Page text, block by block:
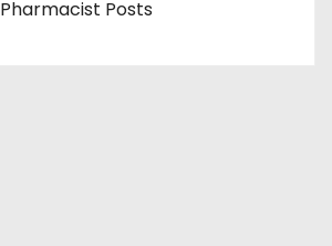
Pharmacist Posts